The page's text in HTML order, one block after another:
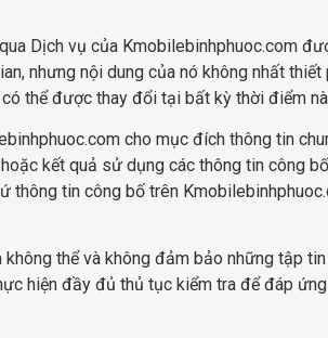
Dịch vụ của Kmobilebinhphuoc.com
nhưng nội dung của nó không nhất
thể được thay đổi tại bất kỳ thời điểm
cho mục đích thông tin
kết quả sử dụng các thông tin công
thông tin công bố trên
không thể và không đảm bảo những tập
hiện đầy đủ thủ tục kiểm tra để đáp